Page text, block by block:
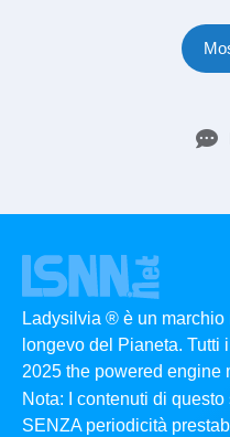
Ladysilvia ® è un
longevo del Pianeta.
2025 the powered engine
Nota: I contenuti di
SENZA periodicità